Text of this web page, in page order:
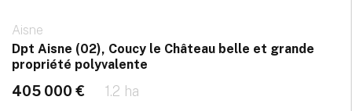
Aisne
Dpt Aisne (02), Coucy le Château belle et grande
propriété polyvalente
405 000 € 1.2 ha